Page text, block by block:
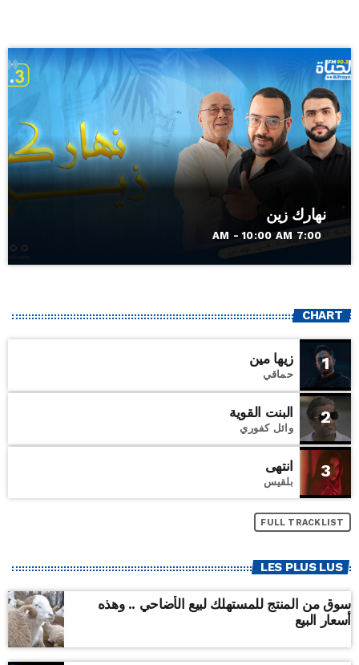
نهارك زين
7:00 AM - 10:00 AM
CHART
1 زيها مين
حماقي
2 البنت القوية
وائل كفوري
3 انتهى
بلقيس
FULL TRACKLIST
LES PLUS LUS
سوق من المنتج للمستهلك لبيع الأضاحي .. وهذه
أسعار البيع